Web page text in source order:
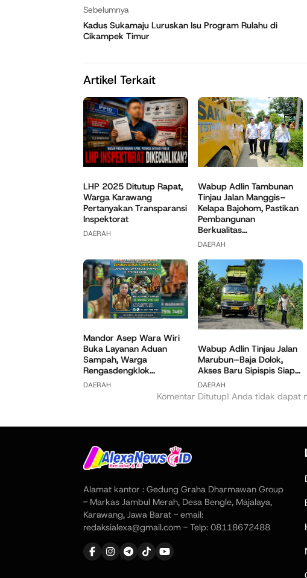
Sebelumnya
Kadus Sukamaju Luruskan Isu Program Rulahu di
Cikampek Timur
Artikel Terkait
LHP 2025 Ditutup Rapat,
Warga Karawang
Pertanyakan Transparansi
Inspektorat
DAERAH
Wabup Adlin Tambunan
Tinjau Jalan Manggis–
Kelapa Bajohom, Pastikan
Pembangunan
Berkualitas...
DAERAH
Mandor Asep Wara Wiri
Buka Layanan Aduan
Sampah, Warga
Rengasdengklok...
DAERAH
Wabup Adlin Tinjau Jalan
Marubun–Baja Dolok,
Akses Baru Sipispis Siap...
DAERAH
Komentar Ditutup! Anda tidak dapat
Alamat kantor : Gedung Graha Dharmawan Group
- Markas Jambul Merah, Desa Bengle, Majalaya,
Karawang, Jawa Barat - email:
redaksialexa@gmail.com - Telp: 08118672488